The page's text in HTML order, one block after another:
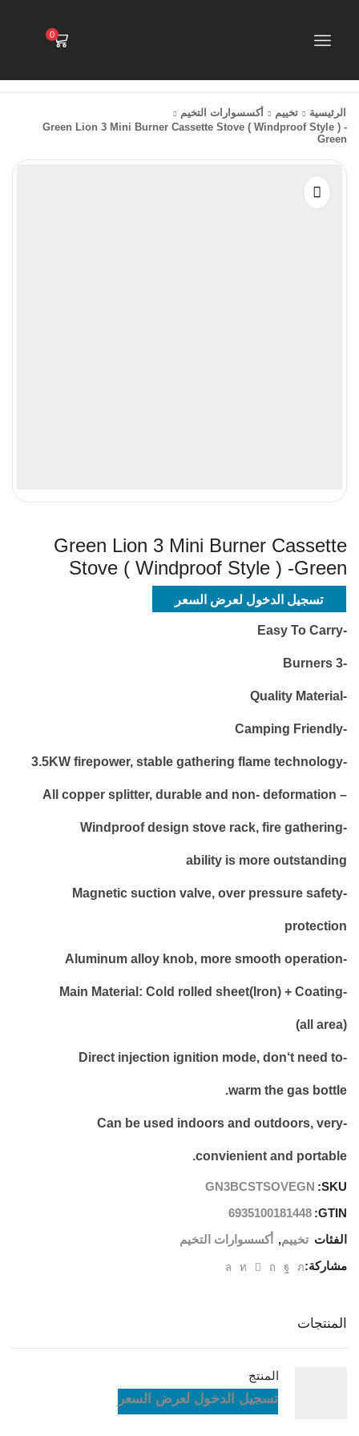
0
الرئيسية تخييم
أكسسوارات التخيم
Green Lion 3 Mini Burner Cassette Stove ( Windproof Style ) -
Green
Green Lion 3 Mini Burner Cassette
Stove ( Windproof Style ) -Green
تسجيل الدخول لعرض السعر
-Easy To Carry
-3 Burners
-Quality Material
-Camping Friendly
-3.5KW firepower, stable gathering flame technology
– All copper splitter, durable and non- deformation
-Windproof design stove rack, fire gathering
ability is more outstanding
-Magnetic suction valve, over pressure safety
protection
-Aluminum alloy knob, more smooth operation
-Main Material: Cold rolled sheet(Iron) + Coating
(all area)
-Direct injection ignition mode, don‘t need to
warm the gas bottle.
-Can be used indoors and outdoors, very
convienient and portable.
SKU:
GN3BCSTSOVEGN
GTIN:
6935100181448
الفئات تخييم, أكسسوارات التخيم
مشاركة:
المنتجات
المنتج
تسجيل الدخول لعرض السعر